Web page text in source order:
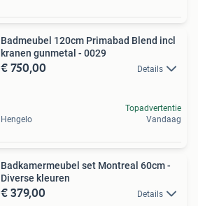
Badmeubel 120cm Primabad Blend incl
kranen gunmetal - 0029
€ 750,00 Details
Hengelo
Topadvertentie
Vandaag
Badkamermeubel set Montreal 60cm -
Diverse kleuren
€ 379,00 Details